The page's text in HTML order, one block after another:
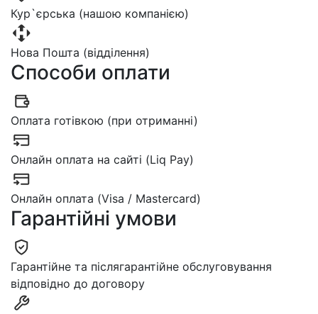
Кур`єрська (нашою компанією)
Нова Пошта (відділення)
Способи оплати
Оплата готівкою (при отриманні)
Онлайн оплата на сайті (Liq Pay)
Онлайн оплата (Visa / Mastercard)
Гарантійні умови
Гарантійне та післягарантійне обслуговування
відповідно до договору